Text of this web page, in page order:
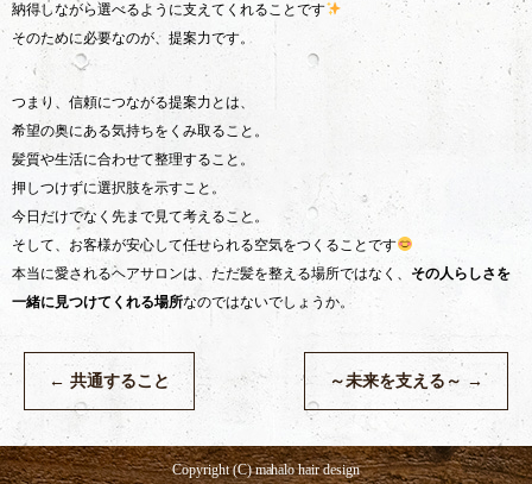
納得しながら選べるように支えてくれることです
そのために必要なのが、提案力です。
つまり、信頼につながる提案力とは、
希望の奥にある気持ちをくみ取ること。
髪質や生活に合わせて整理すること。
押しつけずに選択肢を示すこと。
今日だけでなく先まで見て考えること。
そして、お客様が安心して任せられる空気をつくることです
本当に愛されるヘアサロンは、ただ髪を整える場所ではなく、 その人らしさを
一緒に見つけてくれる場所なのではないでしょうか。
← 共通すること ～未来を支える～ →
Copyright (C) mahalo hair design